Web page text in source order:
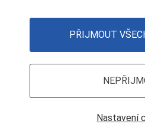
Zásady
PŘIJMOUT
Nastavení